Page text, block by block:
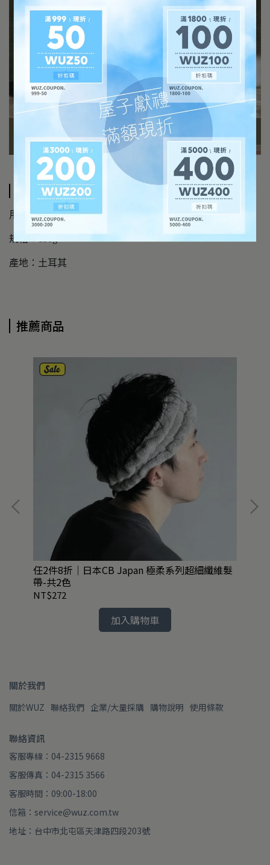
規格說明
用途：洗淨肌膚
規格：150g
產地：土耳其
推薦商品
任2件8折｜日本CB Japan 極柔系列超細纖維髮
帶-共2色
NT$272
加入購物車
關於我們
關於WUZ 聯絡我們 企業/大量採購 購物說明 使用條款
聯絡資訊
客服專線：04-2315 9668
客服傳真：04-2315 3566
客服時間：09:00-18:00
信箱：service@wuz.com.tw
地址：台中市北屯區天津路四段203號